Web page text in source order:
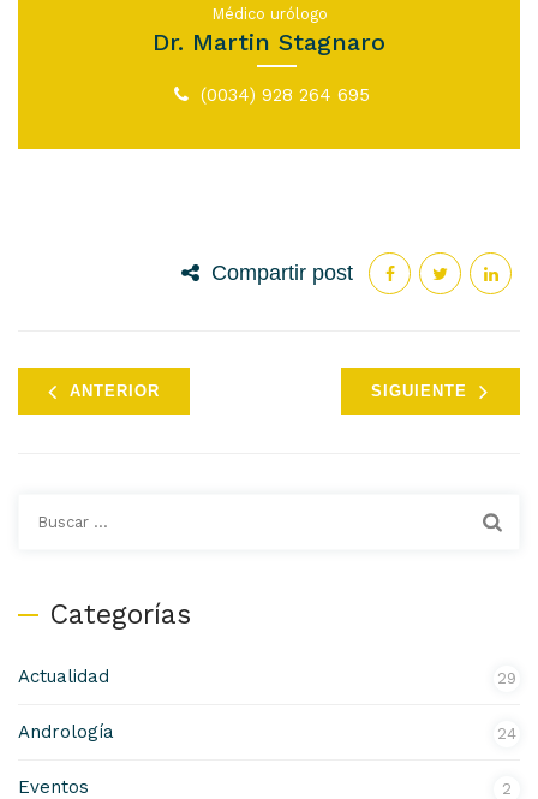
Médico urólogo
Dr. Martin Stagnaro
(0034) 928 264 695
Compartir post
ANTERIOR SIGUIENTE
Categorías
Actualidad 29
Andrología 24
Eventos 2